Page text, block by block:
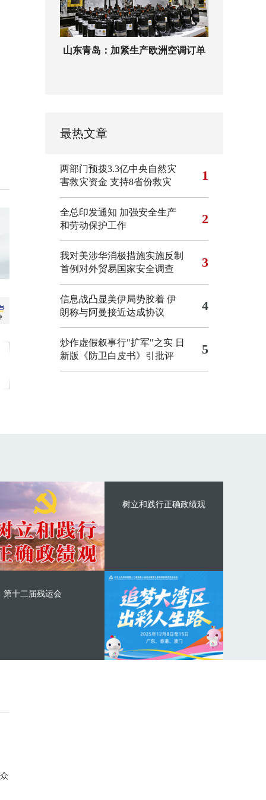
山东青岛：加紧生产欧洲空调订单
最热文章
两部门预拨3.3亿中央自然灾
害救灾资金 支持8省份救灾
1
全总印发通知 加强安全生产
和劳动保护工作
2
我对美涉华消极措施实施反制
首例对外贸易国家安全调查
3
信息战凸显美伊局势胶着 伊
朗称与阿曼接近达成协议
4
炒作虚假叙事行"扩军"之实 日
新版《防卫白皮书》引批评
5
树立和践行正确政绩观
第十二届残运会